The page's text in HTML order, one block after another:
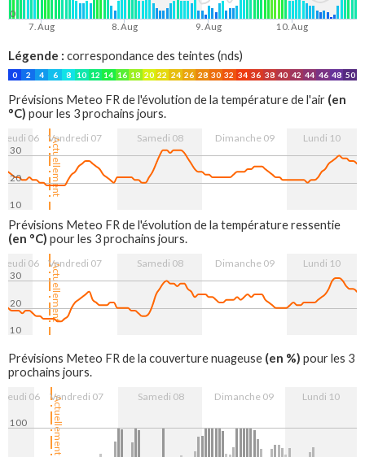
7. Aug 8. Aug 9. Aug 10. Aug
0
Légende : correspondance des teintes (nds)
0 2 4 6 8 10 12 14 16 18 20 22 24 26 28 30 32 34 36 38 40 42 44 46 48 50
Prévisions Meteo FR de l'évolution de la température de l'air (en
°C) pour les 3 prochains jours.
Actuellement
Jeudi 06 Vendredi 07 Samedi 08 Dimanche 09 Lundi 10
10
20
30
Prévisions Meteo FR de l'évolution de la température ressentie
(en °C) pour les 3 prochains jours.
Actuellement
Jeudi 06 Vendredi 07 Samedi 08 Dimanche 09 Lundi 10
10
20
30
Prévisions Meteo FR de la couverture nuageuse (en %) pour les 3
prochains jours.
Actuellement
Jeudi 06 Vendredi 07 Samedi 08 Dimanche 09 Lundi 10
100